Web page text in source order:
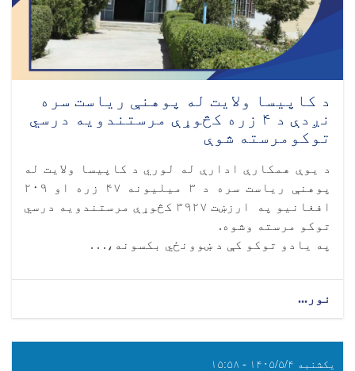
د کاپیسا ولایت له پوهنې ریاست سره
نږدې د ۴ زره کڅوړې مرستندویه درسي
توکومرسته شوې
د یوې همکارې ادارې له لوري د کاپیسا ولایت له
پوهنې ریاست سره د ۳ میلیونه ۴۷ زره او ۲۰۹
افغانیو په ارزښت ۳۹۲۷ کڅوړې مرستندویه درسي
توکو مرسته وشوه.
په یادو توکو کې د ښوونځي بکسونه،. . .
نور...
یکشنبه ۱۴۰۵/۵/۴ - ۱۵:۵۸